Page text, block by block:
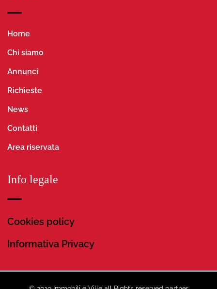
Home
Chi siamo
Annunci
Richieste
News
Contatti
Area riservata
Info legale
Cookies policy
Informativa Privacy